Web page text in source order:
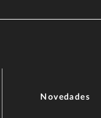
Novedades